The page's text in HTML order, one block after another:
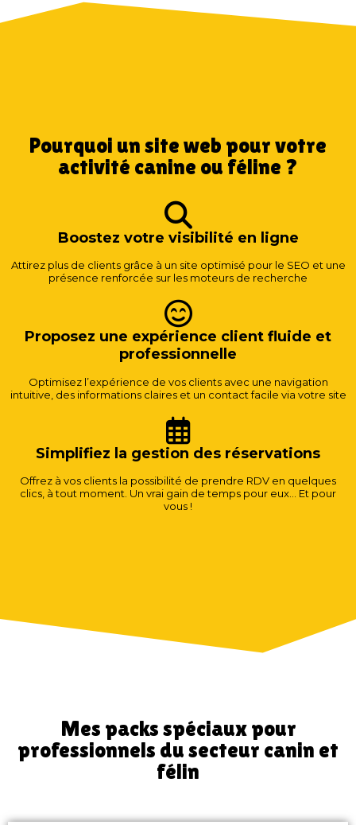
Pourquoi un site web pour votre
activité canine ou féline ?
Boostez votre visibilité en ligne
Attirez plus de clients grâce à un site optimisé pour le SEO et une
présence renforcée sur les moteurs de recherche
Proposez une expérience client fluide et
professionnelle
Optimisez l’expérience de vos clients avec une navigation
intuitive, des informations claires et un contact facile via votre site
Simplifiez la gestion des réservations
Offrez à vos clients la possibilité de prendre RDV en quelques
clics, à tout moment. Un vrai gain de temps pour eux... Et pour
vous !
Mes packs spéciaux pour
professionnels du secteur canin et
félin